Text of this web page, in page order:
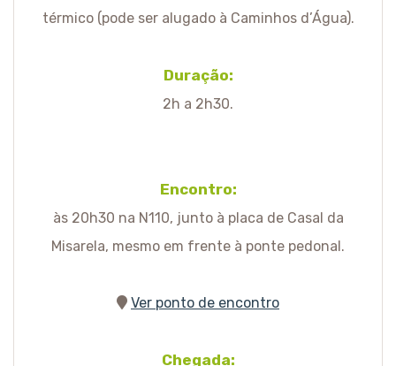
térmico (pode ser alugado à Caminhos d’Água).
Duração:
2h a 2h30.
Encontro:
às 20h30 na N110, junto à placa de Casal da
Misarela, mesmo em frente à ponte pedonal.
Ver ponto de encontro
Chegada: